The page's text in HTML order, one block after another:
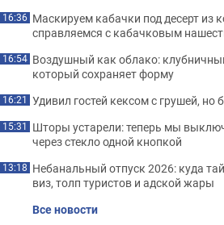
16:36 Маскируем кабачки под десерт из
справляемся с кабачковым
16:54 Воздушный как облако:
который сохраняет форму
16:21 Удивил гостей кексом с грушей, но
15:31 Шторы устарели: теперь мы
через стекло одной кнопкой
13:18 Небанальный отпуск 2026: куда
виз, толп туристов и адской жары
Все новости